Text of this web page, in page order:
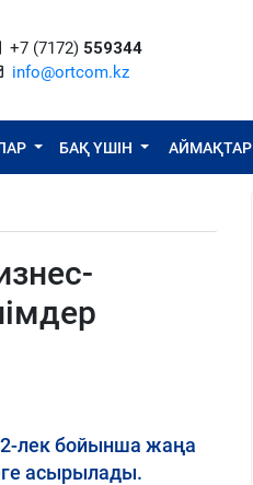
+7 (7172) 559344
info@ortcom.kz
БАҚ ҮШІН АЙМАҚТАР
лек бойынша жаңа
асырылады.